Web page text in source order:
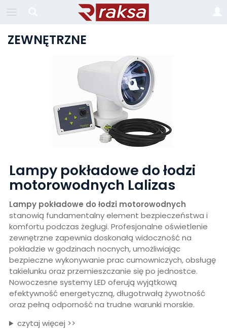
ZEWNĘTRZNE
Lampy pokładowe do łodzi
motorowodnych Lalizas
Lampy pokładowe do łodzi motorowodnych
stanowią fundamentalny element bezpieczeństwa i
komfortu podczas żeglugi. Profesjonalne oświetlenie
zewnętrzne zapewnia doskonałą widoczność na
pokładzie w godzinach nocnych, umożliwiając
bezpieczne wykonywanie prac cumowniczych, obsługę
takielunku oraz przemieszczanie się po jednostce.
Nowoczesne systemy LED oferują wyjątkową
efektywność energetyczną, długotrwałą żywotność
oraz pełną odporność na trudne warunki morskie.
czytaj więcej >>